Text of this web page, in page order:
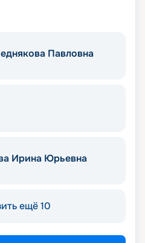
Павловна
Ирина Юрьевна
ещё 10